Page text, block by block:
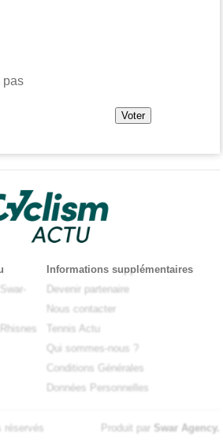
pas
Informations supplémentaires
Devenir partenaire
Nous contacter
Tennis Actu
Qui sommes-nous ?
Conditions Générales
Données Personnelles
réservés
Produit par Swar Agency.